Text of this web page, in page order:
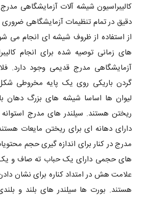
کالیبراسیون شیشه آلات آزمایشگاهی مدرج
دقیق در تمام تنظیمات آزمایشگاهی ضروری
از استفاده از ظروف شیشه ای انجام می
های زمانی توصیه شده برای انجام
آزمایشگاهی مدرج قدیمی وجود دارد.
گردن باریکی روی یک پایه مخروطی
لیوان ها اساسا شیشه های بزرگ دهان
ریختن هستند. سیلندر های مدرج
دارای دهانه ای برای ریختن مایعات
مدرج در کنار برای اندازه گیری حجم
های حجمی دارای یک حباب ته صاف و یک
علامت هش در امتداد کناره برای نشان
هستند. بورت ها سیلندر های بلند و